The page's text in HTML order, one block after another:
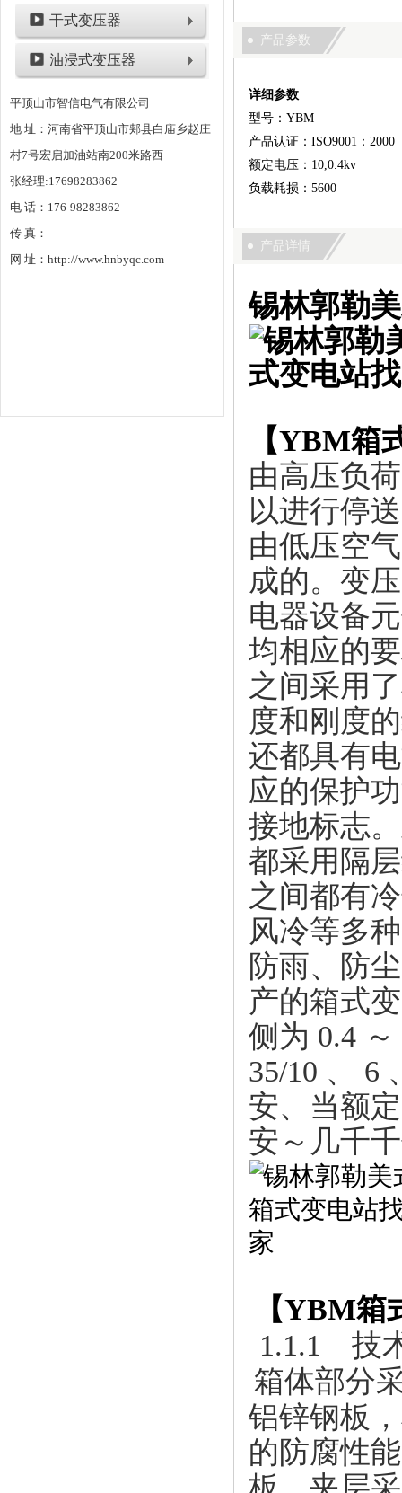
干式变压器
油浸式变压器
平顶山市智信电气有限公司
地 址：河南省平顶山市郏县白庙乡赵庄
村7号宏启加油站南200米路西
张经理:17698283862
电 话：176-98283862
传 真：-
网 址：http://www.hnbyqc.com
产品参数
详细参数
型号：YBM
产品认证：ISO9001：2000
额定电压：10,0.4kv
负载耗损：5600
产品详情
锡林郭勒
【YBM箱
由高压负
以进行停
由低压空
成的。变
电器设备
均相应的
之间采用
度和刚度
还都具有
应的保护
接地标志
都采用隔
之间都有
风冷等多
防雨、防
产的箱式
侧为 0.4
35/10 、 6
安、当额
安～几千
【YBM箱
1.1.1 技
箱体部分
铝锌钢板
的防腐性